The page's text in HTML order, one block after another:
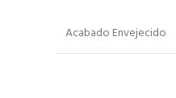
Acabado Envejecido